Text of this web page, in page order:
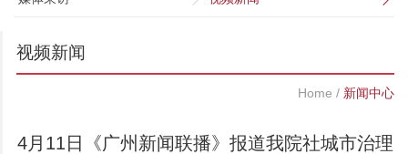
视频新闻
Home / 新闻中心
4月11日《广州新闻联播》报道我院社城市治理